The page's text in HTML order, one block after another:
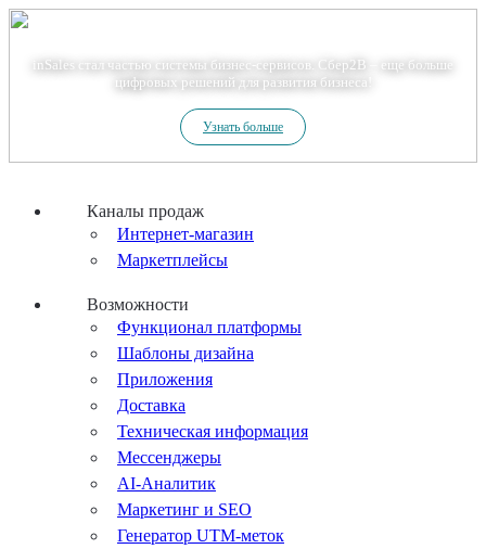
inSales стал частью системы бизнес-сервисов. Сбер2В – еще больше
цифровых решений для развития бизнеса!
Узнать больше
Каналы продаж
Интернет-магазин
Маркетплейсы
Возможности
Функционал платформы
Шаблоны дизайна
Приложения
Доставка
Техническая информация
Мессенджеры
AI-Аналитик
Маркетинг и SEO
Генератор UTM-меток